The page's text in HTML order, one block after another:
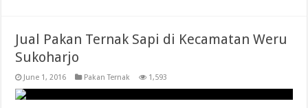
Jual Pakan Ternak Sapi di Kecamatan Weru
Sukoharjo
June 1, 2016 Pakan Ternak 1,593